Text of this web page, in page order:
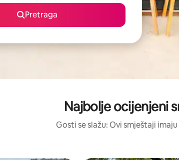
Pretraga
Najbolje ocijenjeni
Gosti se slažu: Ovi smještaji